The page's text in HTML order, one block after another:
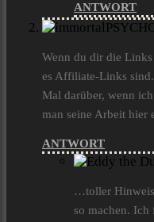
ANTWORT
Wenn du dir die Links
es Affiliate-Links
Mal darüber, wenn
man seine Arbeit hier
ANTWORT
…toller
so machen. Ich